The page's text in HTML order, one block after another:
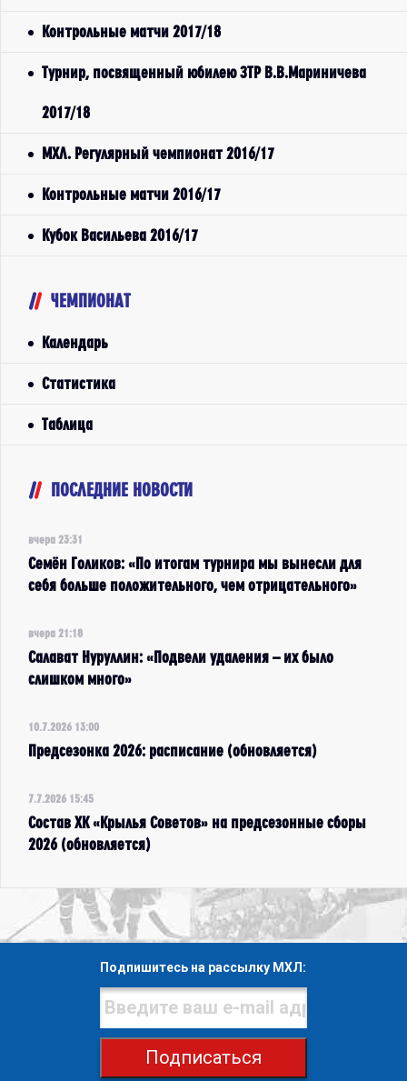
Контрольные матчи 2017/18
Турнир, посвященный юбилею ЗТР В.В.Мариничева
2017/18
МХЛ. Регулярный чемпионат 2016/17
Контрольные матчи 2016/17
Кубок Васильева 2016/17
ЧЕМПИОНАТ
Календарь
Статистика
Таблица
ПОСЛЕДНИЕ НОВОСТИ
вчера 23:31
Семён Голиков: «По итогам турнира мы вынесли для
себя больше положительного, чем отрицательного»
вчера 21:18
Салават Нуруллин: «Подвели удаления – их было
слишком много»
10.7.2026 13:00
Предсезонка 2026: расписание (обновляется)
7.7.2026 15:45
Состав ХК «Крылья Советов» на предсезонные сборы
2026 (обновляется)
Подпишитесь на рассылку МХЛ:
Подписаться